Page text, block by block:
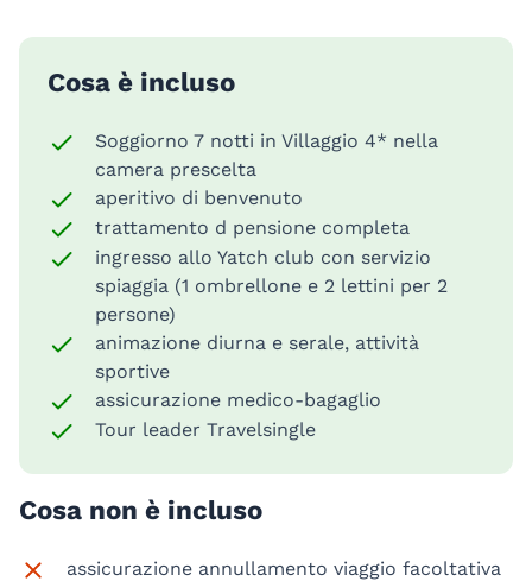
Cosa è incluso
Soggiorno 7 notti in Villaggio 4* nella
camera prescelta
aperitivo di benvenuto
trattamento d pensione completa
ingresso allo Yatch club con servizio
spiaggia (1 ombrellone e 2 lettini per 2
persone)
animazione diurna e serale, attività
sportive
assicurazione medico-bagaglio
Tour leader Travelsingle
Cosa non è incluso
assicurazione annullamento viaggio facoltativa